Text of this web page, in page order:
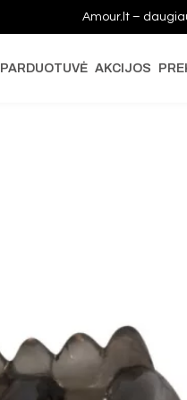
Amour.lt –
PARDUOTUVĖ AKCIJOS